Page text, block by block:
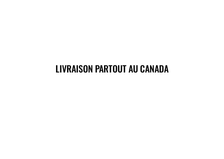
LIVRAISON PARTOUT AU CANADA